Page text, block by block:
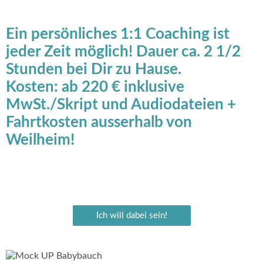
Ein persönliches 1:1 Coaching ist
jeder Zeit möglich! Dauer ca. 2 1/2
Stunden bei Dir zu Hause.
Kosten: ab 220 € inklusive
MwSt./Skript und Audiodateien +
Fahrtkosten ausserhalb von
Weilheim!
Ich will dabei sein!